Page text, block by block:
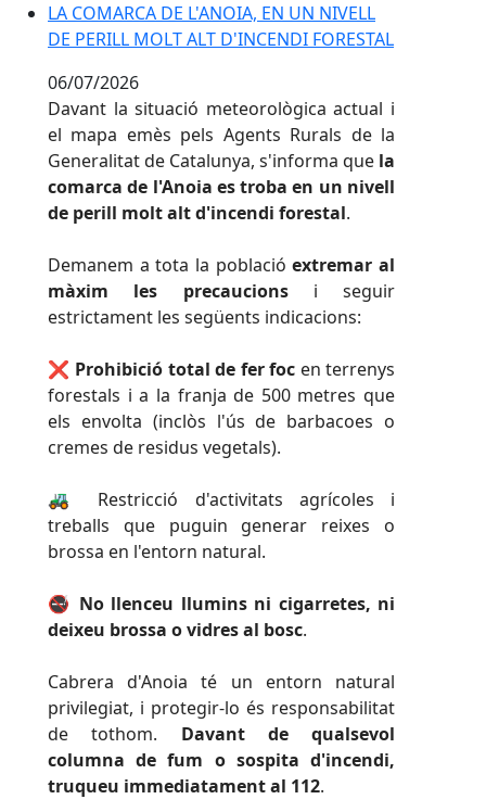
LA COMARCA DE L'ANOIA, EN UN NIVELL
DE PERILL MOLT ALT D'INCENDI FORESTAL
06/07/2026
Davant la situació meteorològica actual i
el mapa emès pels Agents Rurals de la
Generalitat de Catalunya, s'informa que la
comarca de l'Anoia es troba en un nivell
de perill molt alt d'incendi forestal.
Demanem a tota la poblacióextremar al
màxim les precaucionsi seguir
estrictament les següents indicacions:
❌ Prohibició total de fer foc en terrenys
forestals i a la franja de 500 metres que
els envolta (inclòs l'ús de barbacoes o
cremes de residus vegetals).
🚜 Restricció d'activitats agrícoles i
treballs que puguin generar reixes o
brossa en l'entorn natural.
🚭 No llenceu llumins ni cigarretes, ni
deixeu brossa o vidres al bosc.
Cabrera d'Anoia té un entorn natural
privilegiat, i protegir-lo és responsabilitat
de tothom. Davant de qualsevol
columna de fum o sospita d'incendi,
truqueu immediatament al 112.